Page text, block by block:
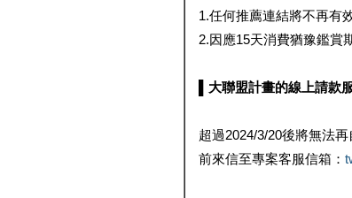
1.任何推薦連結將不再有
2.因應15天消費猶豫鑑賞
▌大聯盟計畫的線上請款
超過2024/3/20後將無法
前來信至專案客服信箱：